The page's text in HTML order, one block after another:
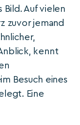
Bild. Auf vielen
zuvor jemand
kennt
Besuch eines
Eine